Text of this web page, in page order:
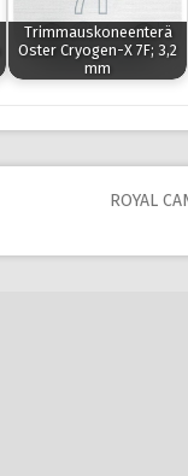
Trimmauskoneenterä
Oster Cryogen-X 7F; 3,2
mm
ROYAL